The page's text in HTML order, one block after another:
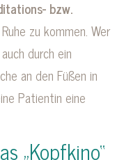
bzw.
zu kommen. Wer
durch ein
an den Füßen in
Patientin eine
„Kopfkino“